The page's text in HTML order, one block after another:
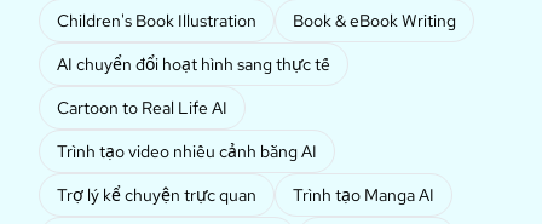
Children's Book Illustration
Book & eBook Writing
AI chuyển đổi hoạt hình sang thực tế
Cartoon to Real Life AI
Trình tạo video nhiều cảnh bằng AI
Trợ lý kể chuyện trực quan
Trình tạo Manga AI